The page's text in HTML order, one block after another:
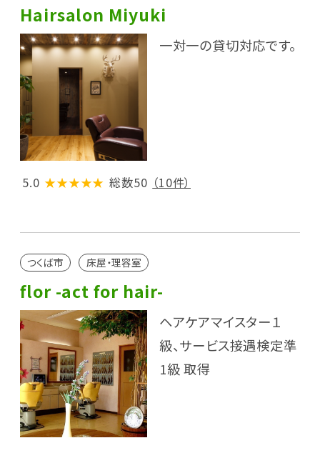
Hairsalon Miyuki
一対一の貸切対応です。
5.0 ★★★★★ 総数50 （10件）
つくば市 床屋・理容室
flor -act for hair-
ヘアケアマイスター１
級、サービス接遇検定準
1級 取得